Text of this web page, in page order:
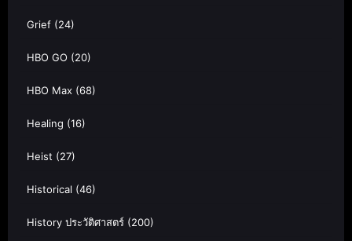
Grief (24)
HBO GO (20)
HBO Max (68)
Healing (16)
Heist (27)
Historical (46)
History ประวัติศาสตร์ (200)